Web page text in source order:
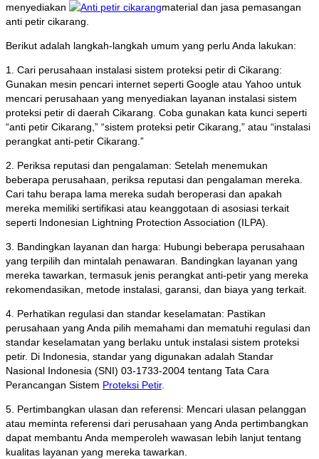
menyediakan
material dan jasa pemasangan
anti petir cikarang.
Berikut adalah langkah-langkah umum yang perlu Anda lakukan:
1. Cari perusahaan instalasi sistem proteksi petir di Cikarang:
Gunakan mesin pencari internet seperti Google atau Yahoo untuk
mencari perusahaan yang menyediakan layanan instalasi sistem
proteksi petir di daerah Cikarang. Coba gunakan kata kunci seperti
“anti petir Cikarang,” “sistem proteksi petir Cikarang,” atau “instalasi
perangkat anti-petir Cikarang.”
2. Periksa reputasi dan pengalaman: Setelah menemukan
beberapa perusahaan, periksa reputasi dan pengalaman mereka.
Cari tahu berapa lama mereka sudah beroperasi dan apakah
mereka memiliki sertifikasi atau keanggotaan di asosiasi terkait
seperti Indonesian Lightning Protection Association (ILPA).
3. Bandingkan layanan dan harga: Hubungi beberapa perusahaan
yang terpilih dan mintalah penawaran. Bandingkan layanan yang
mereka tawarkan, termasuk jenis perangkat anti-petir yang mereka
rekomendasikan, metode instalasi, garansi, dan biaya yang terkait.
4. Perhatikan regulasi dan standar keselamatan: Pastikan
perusahaan yang Anda pilih memahami dan mematuhi regulasi dan
standar keselamatan yang berlaku untuk instalasi sistem proteksi
petir. Di Indonesia, standar yang digunakan adalah Standar
Nasional Indonesia (SNI) 03-1733-2004 tentang Tata Cara
Perancangan Sistem Proteksi Petir.
5. Pertimbangkan ulasan dan referensi: Mencari ulasan pelanggan
atau meminta referensi dari perusahaan yang Anda pertimbangkan
dapat membantu Anda memperoleh wawasan lebih lanjut tentang
kualitas layanan yang mereka tawarkan.